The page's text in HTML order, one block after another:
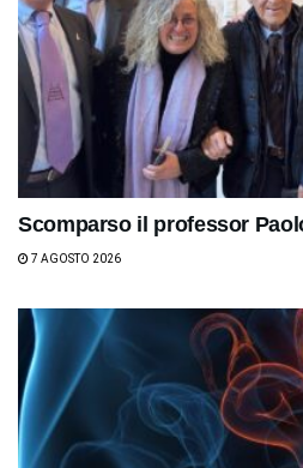
Scomparso il professor
7 AGOSTO 2026